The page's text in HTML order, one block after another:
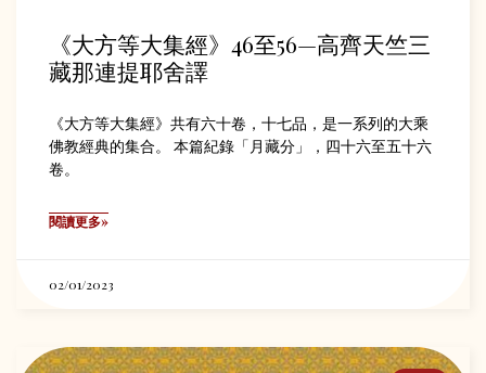
《大方等大集經》46至56—高齊天竺三
藏那連提耶舍譯
《大方等大集經》共有六十卷，十七品，是一系列的大乘
佛教經典的集合。 本篇紀錄「月藏分」，四十六至五十六
卷。
閱讀更多»
02/01/2023